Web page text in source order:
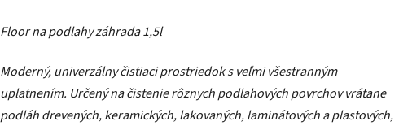
Floor na podlahy záhrada 1,5l
Moderný, univerzálny čistiaci prostriedok s veľmi všestranným
uplatnením. Určený na čistenie rôznych podlahových povrchov vrátane
podláh drevených, keramických, lakovaných, laminátových a plastových,